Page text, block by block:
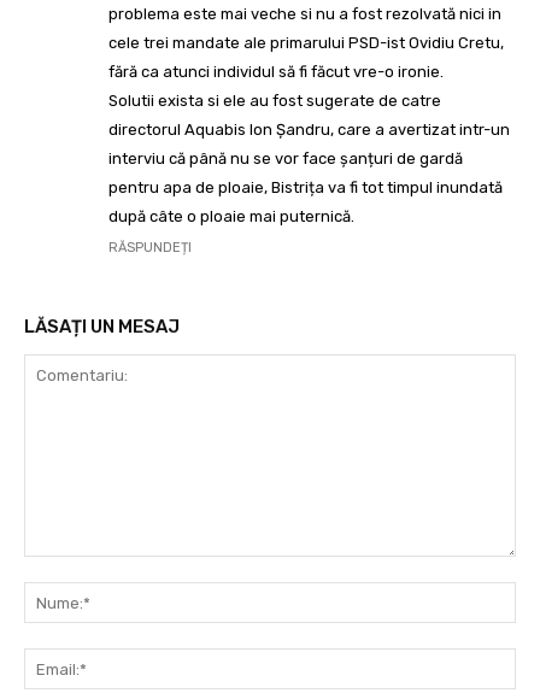
problema este mai veche si nu a fost rezolvată nici in
cele trei mandate ale primarului PSD-ist Ovidiu Cretu,
fără ca atunci individul să fi făcut vre-o ironie.
Solutii exista si ele au fost sugerate de catre
directorul Aquabis Ion Șandru, care a avertizat intr-un
interviu că până nu se vor face șanțuri de gardă
pentru apa de ploaie, Bistrița va fi tot timpul inundată
după câte o ploaie mai puternică.
RĂSPUNDEȚI
LĂSAȚI UN MESAJ